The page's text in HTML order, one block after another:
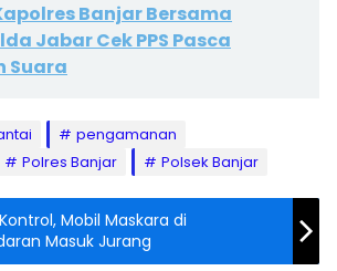
Banjar Bersama
Jabar Cek PPS Pasca
Suara
pengamanan
Polres Banjar Polsek Banjar
Mobil Maskara di
Masuk Jurang